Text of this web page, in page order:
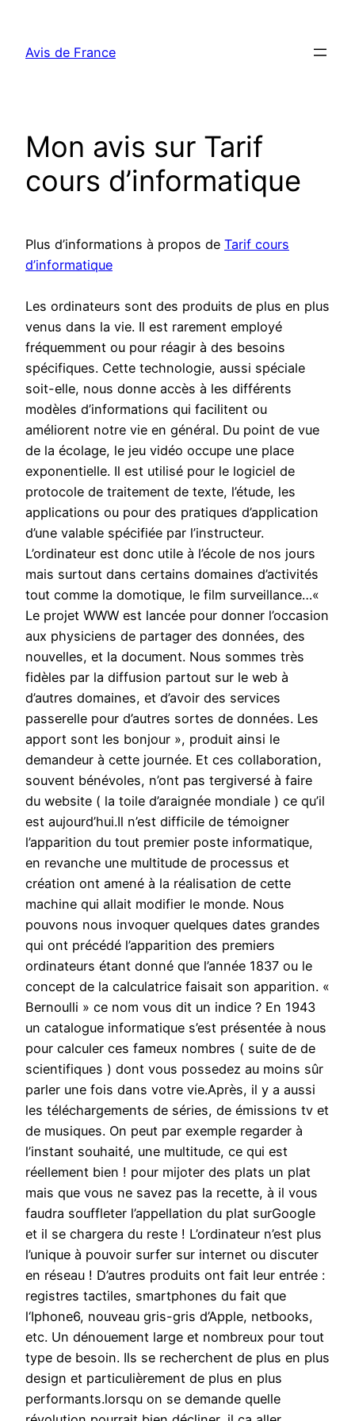
contenu
Avis de France
Mon avis sur Tarif
cours d’informatique
Plus d’informations à propos de Tarif cours
d’informatique
Les ordinateurs sont des produits de plus en plus
venus dans la vie. Il est rarement employé
fréquemment ou pour réagir à des besoins
spécifiques. Cette technologie, aussi spéciale
soit-elle, nous donne accès à les différents
modèles d’informations qui facilitent ou
améliorent notre vie en général. Du point de vue
de la écolage, le jeu vidéo occupe une place
exponentielle. Il est utilisé pour le logiciel de
protocole de traitement de texte, l’étude, les
applications ou pour des pratiques d’application
d’une valable spécifiée par l’instructeur.
L’ordinateur est donc utile à l’école de nos jours
mais surtout dans certains domaines d’activités
tout comme la domotique, le film surveillance…«
Le projet WWW est lancée pour donner l’occasion
aux physiciens de partager des données, des
nouvelles, et la document. Nous sommes très
fidèles par la diffusion partout sur le web à
d’autres domaines, et d’avoir des services
passerelle pour d’autres sortes de données. Les
apport sont les bonjour », produit ainsi le
demandeur à cette journée. Et ces collaboration,
souvent bénévoles, n’ont pas tergiversé à faire
du website ( la toile d’araignée mondiale ) ce qu’il
est aujourd’hui.Il n’est difficile de témoigner
l’apparition du tout premier poste informatique,
en revanche une multitude de processus et
création ont amené à la réalisation de cette
machine qui allait modifier le monde. Nous
pouvons nous invoquer quelques dates grandes
qui ont précédé l’apparition des premiers
ordinateurs étant donné que l’année 1837 ou le
concept de la calculatrice faisait son apparition. «
Bernoulli » ce nom vous dit un indice ? En 1943
un catalogue informatique s’est présentée à nous
pour calculer ces fameux nombres ( suite de de
scientifiques ) dont vous possedez au moins sûr
parler une fois dans votre vie.Après, il y a aussi
les téléchargements de séries, de émissions tv et
de musiques. On peut par exemple regarder à
l’instant souhaité, une multitude, ce qui est
réellement bien ! pour mijoter des plats un plat
mais que vous ne savez pas la recette, à il vous
faudra souffleter l’appellation du plat surGoogle
et il se chargera du reste ! L’ordinateur n’est plus
l’unique à pouvoir surfer sur internet ou discuter
en réseau ! D’autres produits ont fait leur entrée :
registres tactiles, smartphones du fait que
l‘Iphone6, nouveau gris-gris d’Apple, netbooks,
etc. Un dénouement large et nombreux pour tout
type de besoin. Ils se recherchent de plus en plus
design et particulièrement de plus en plus
performants.lorsqu on se demande quelle